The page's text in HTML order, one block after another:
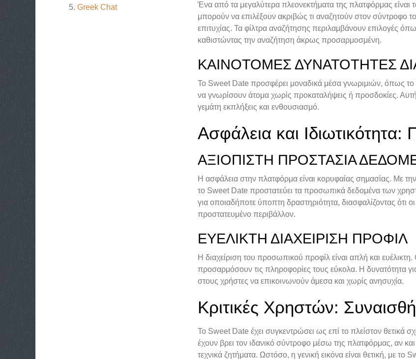
Greek Chat
Ένα από τα μεγαλύτερα πλεονεκτήματα της πλατφόρμας είναι
μπορούν να επιλέξουν ακριβώς τι αναζητούν στον σύντροφο
επιτυχίας. Τα φίλτρα αναζήτησης περιλαμβάνουν επιλογές
καθιστώντας την αναζήτηση άκρως προσαρμοσμένη.
ΚΑΙΝΟΤΌΜΕΣ ΔΥΝΑΤΌΤΗΤΕΣ
Το Sweet Date προσφέρει μοναδικά μέσα γνωριμιών, όπως
να γνωρίσουν άτομα χωρίς προκαταλήψεις ή προσδοκίες.
γεμάτη εκπλήξεις και ενθουσιασμό.
Ασφάλεια και
ΑΞΙΌΠΙΣΤΗ ΠΡΟΣΤΑΣΊΑ
Η ασφάλεια στην πλατφόρμα είναι κορυφαίας σημασίας. Με
το Sweet Date προστατεύει τα προσωπικά δεδομένα των
για οποιαδήποτε ύποπτη δραστηριότητα, διασφαλίζοντας ότι
προστατευμένο περιβάλλον.
ΕΥΈΛΙΚΤΗ ΔΙΑΧΕΊΡΙΣΗ ΠΡΟΦΊΛ
Η διαχείριση του προσωπικού προφίλ είναι απλή και
προσαρμόσουν τις πληροφορίες τους εύκολα. Η δυνατότητα
στους χρήστες να επικοινωνούν άμεσα και χωρίς ανησυχία.
Κριτικές Χρηστών:
Το Sweet Date έχει συγκεντρώσει ως επί το πλείστον θετικά
έχουν βρει τον ιδανικό σύντροφο μέσω της πλατφόρμας, αν
τεχνικά ζητήματα. Ωστόσο, η γενική εικόνα είναι θετική, με το